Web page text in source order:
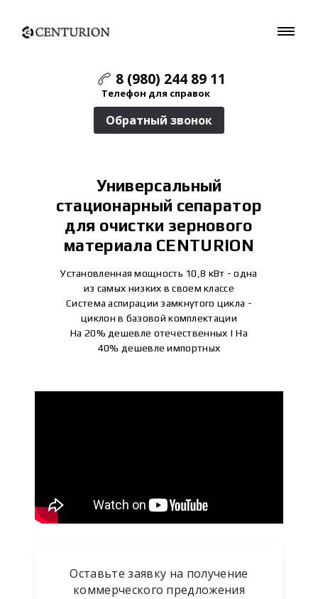
8 (980) 244 89 11
Телефон для справок
Обратный звонок
Универсальный
стационарный сепаратор
для очистки зернового
материала CENTURION
Установленная мощность 10,8 кВт - одна
из самых низких в своем классе
Система аспирации замкнутого цикла -
циклон в базовой комплектации
На 20% дешевле отечественных | На
40% дешевле импортных
Оставьте заявку на получение
коммерческого предложения